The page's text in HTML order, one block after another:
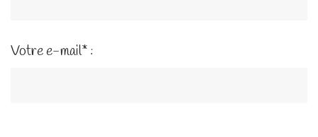
Votre e-mail* :